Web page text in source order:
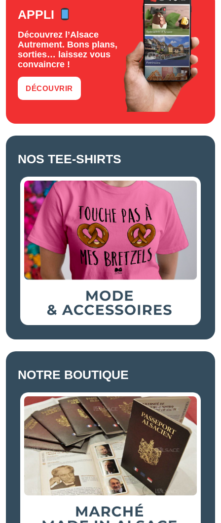
APPLI
Découvrez l’Alsace
Autrement. Bons plans,
sorties… laissez vous
convaincre !
DÉCOUVRIR
NOS TEE-SHIRTS
NOTRE BOUTIQUE